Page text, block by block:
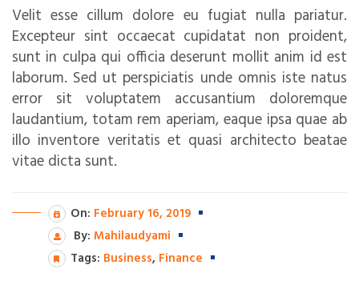
Velit esse cillum dolore eu fugiat nulla pariatur.
Excepteur sint occaecat cupidatat non proident,
sunt in culpa qui officia deserunt mollit anim id est
laborum. Sed ut perspiciatis unde omnis iste natus
error sit voluptatem accusantium doloremque
laudantium, totam rem aperiam, eaque ipsa quae ab
illo inventore veritatis et quasi architecto beatae
vitae dicta sunt.
On: February 16, 2019
By: Mahilaudyami
Tags: Business, Finance